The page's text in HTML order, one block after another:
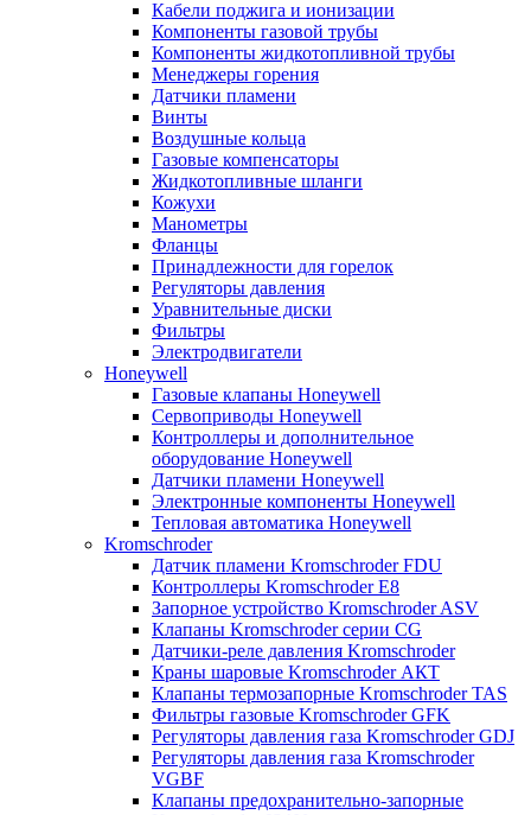
Кабели поджига и ионизации
Компоненты газовой трубы
Компоненты жидкотопливной трубы
Менеджеры горения
Датчики пламени
Винты
Воздушные кольца
Газовые компенсаторы
Жидкотопливные шланги
Кожухи
Манометры
Фланцы
Принадлежности для горелок
Регуляторы давления
Уравнительные диски
Фильтры
Электродвигатели
Honeywell
Газовые клапаны Honeywell
Сервоприводы Honeywell
Контроллеры и дополнительное
оборудование Honeywell
Датчики пламени Honeywell
Электронные компоненты Honeywell
Тепловая автоматика Honeywell
Kromschroder
Датчик пламени Kromschroder FDU
Контроллеры Kromschroder E8
Запорное устройство Kromschroder ASV
Клапаны Kromschroder серии CG
Датчики-реле давления Kromschroder
Краны шаровые Kromschroder АКТ
Клапаны термозапорные Kromschroder TAS
Фильтры газовые Kromschroder GFK
Регуляторы давления газа Kromschroder GDJ
Регуляторы давления газа Kromschroder
VGBF
Клапаны предохранительно-запорные